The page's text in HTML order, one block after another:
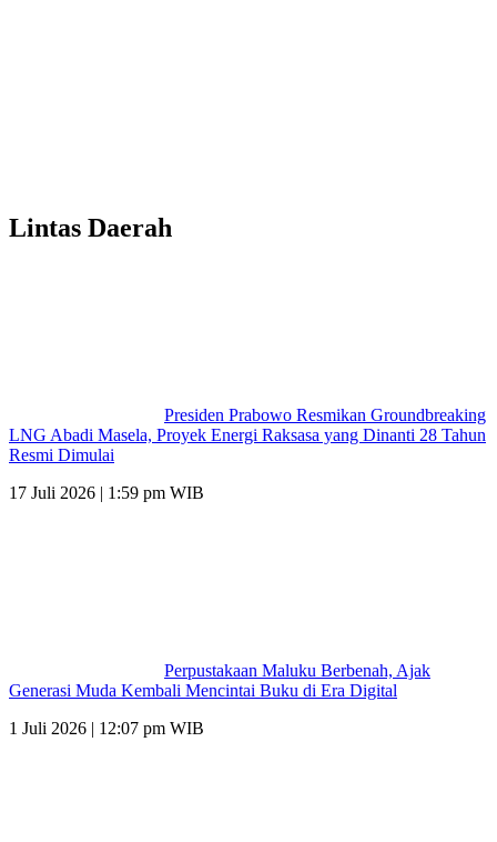
Lintas Daerah
Presiden Prabowo Resmikan Groundbreaking
LNG Abadi Masela, Proyek Energi Raksasa yang Dinanti 28 Tahun
Resmi Dimulai
17 Juli 2026 | 1:59 pm WIB
Perpustakaan Maluku Berbenah, Ajak
Generasi Muda Kembali Mencintai Buku di Era Digital
1 Juli 2026 | 12:07 pm WIB